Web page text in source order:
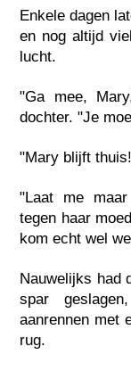
Enkele dagen
en nog altijd
lucht.
"Ga mee,
dochter. "Je
"Mary blijft
"Laat me
tegen haar
kom echt wel
Nauwelijks had
spar
aanrennen met
rug.